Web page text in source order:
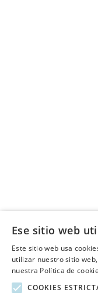
Ese sitio web
Este sitio web usa
utilizar nuestro sitio
nuestra Política de
COOKIES